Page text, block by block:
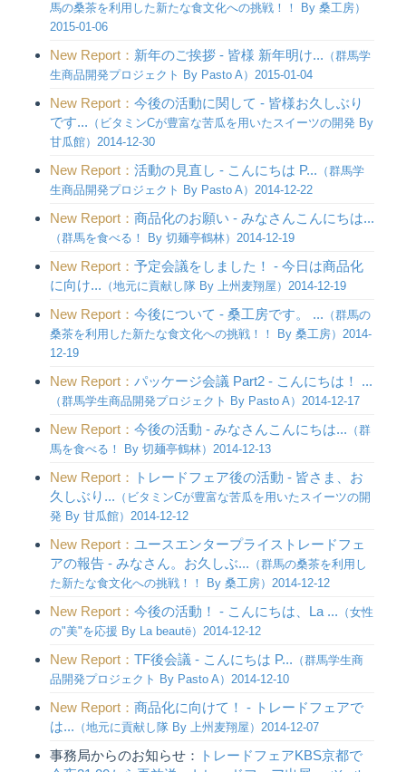
馬の桑茶を利用した新たな食文化への挑戦！！ By 桑工房）
2015-01-06
New Report： 新年のご挨拶 - 皆様 新年明け... （群馬学
生商品開発プロジェクト By Pasto A）2015-01-04
New Report： 今後の活動に関して - 皆様お久しぶり
です... （ビタミンCが豊富な苦瓜を用いたスイーツの開発 By
甘瓜館）2014-12-30
New Report： 活動の見直し - こんにちは P... （群馬学
生商品開発プロジェクト By Pasto A）2014-12-22
New Report： 商品化のお願い - みなさんこんにちは...
（群馬を食べる！ By 切麺亭鶴林）2014-12-19
New Report： 予定会議をしました！ - 今日は商品化
に向け... （地元に貢献し隊 By 上州麦翔屋）2014-12-19
New Report： 今後について - 桑工房です。 ... （群馬の
桑茶を利用した新たな食文化への挑戦！！ By 桑工房）2014-
12-19
New Report： パッケージ会議 Part2 - こんにちは！ ...
（群馬学生商品開発プロジェクト By Pasto A）2014-12-17
New Report： 今後の活動 - みなさんこんにちは... （群
馬を食べる！ By 切麺亭鶴林）2014-12-13
New Report：
トレードフェア後の活動 - 皆さま、お
久しぶり... （ビタミンCが豊富な苦瓜を用いたスイーツの開
発 By 甘瓜館）2014-12-12
New Report： ユースエンタープライストレードフェ
アの報告 - みなさん。お久しぶ... （群馬の桑茶を利用し
た新たな食文化への挑戦！！ By 桑工房）2014-12-12
New Report： 今後の活動！ - こんにちは、La ... （女性
の"美"を応援 By La beautë）2014-12-12
New Report： TF後会議 - こんにちは P... （群馬学生商
品開発プロジェクト By Pasto A）2014-12-10
New Report： 商品化に向けて！ - トレードフェアで
は... （地元に貢献し隊 By 上州麦翔屋）2014-12-07
事務局からのお知らせ：
トレードフェアKBS京都で